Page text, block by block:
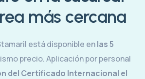
más cercana
está disponible enlas 5
precio. Aplicación por personal
del Certificado Internacional el